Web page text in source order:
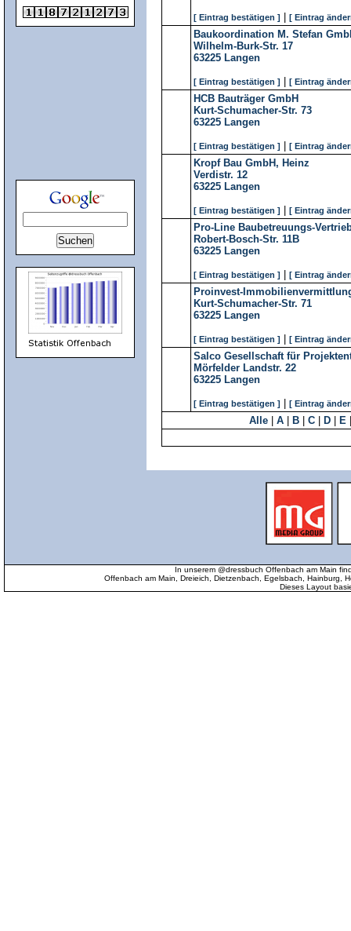
[ Eintrag bestätigen ] [ Eintrag
Baukoordination M. Stefan
Wilhelm-Burk-Str. 17
63225 Langen
[ Eintrag bestätigen ] [ Eintrag
HCB Bauträger GmbH
Kurt-Schumacher-Str. 73
63225 Langen
[ Eintrag bestätigen ] [ Eintrag
Kropf Bau GmbH, Heinz
Verdistr. 12
63225 Langen
[ Eintrag bestätigen ] [ Eintrag
Pro-Line Baubetreuungs-
Robert-Bosch-Str. 11B
63225 Langen
[ Eintrag bestätigen ] [ Eintrag
Proinvest-
Kurt-Schumacher-Str. 71
63225 Langen
[ Eintrag bestätigen ] [ Eintrag
Salco Gesellschaft für
Mörfelder Landstr. 22
63225 Langen
[ Eintrag bestätigen ] [ Eintrag
Alle A B C D E
In unserem @dressbuch Offenbach am Main
Offenbach am Main, Dreieich, Dietzenbach, Egelsbach, Hainburg,
Dieses Layout